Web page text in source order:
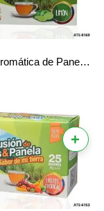
Increíble Aromática de Panela Limón Herbar – El Mejor Sabor Único y Cítrico
+